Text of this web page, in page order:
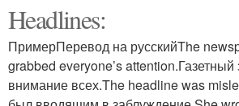
Headlines:
ПримерПеревод на русскийThe
grabbed everyone’s attention.Газетный
внимание всех.The headline was